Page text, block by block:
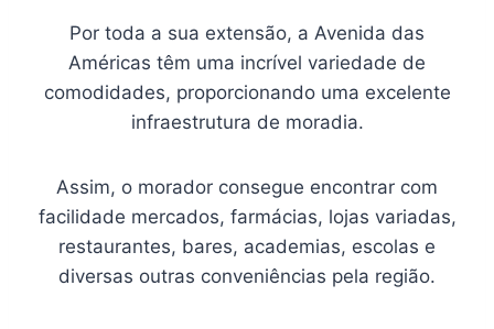
Por toda a sua extensão, a Avenida das
Américas têm uma incrível variedade de
comodidades, proporcionando uma excelente
infraestrutura de moradia.
Assim, o morador consegue encontrar com
facilidade mercados, farmácias, lojas variadas,
restaurantes, bares, academias, escolas e
diversas outras conveniências pela região.